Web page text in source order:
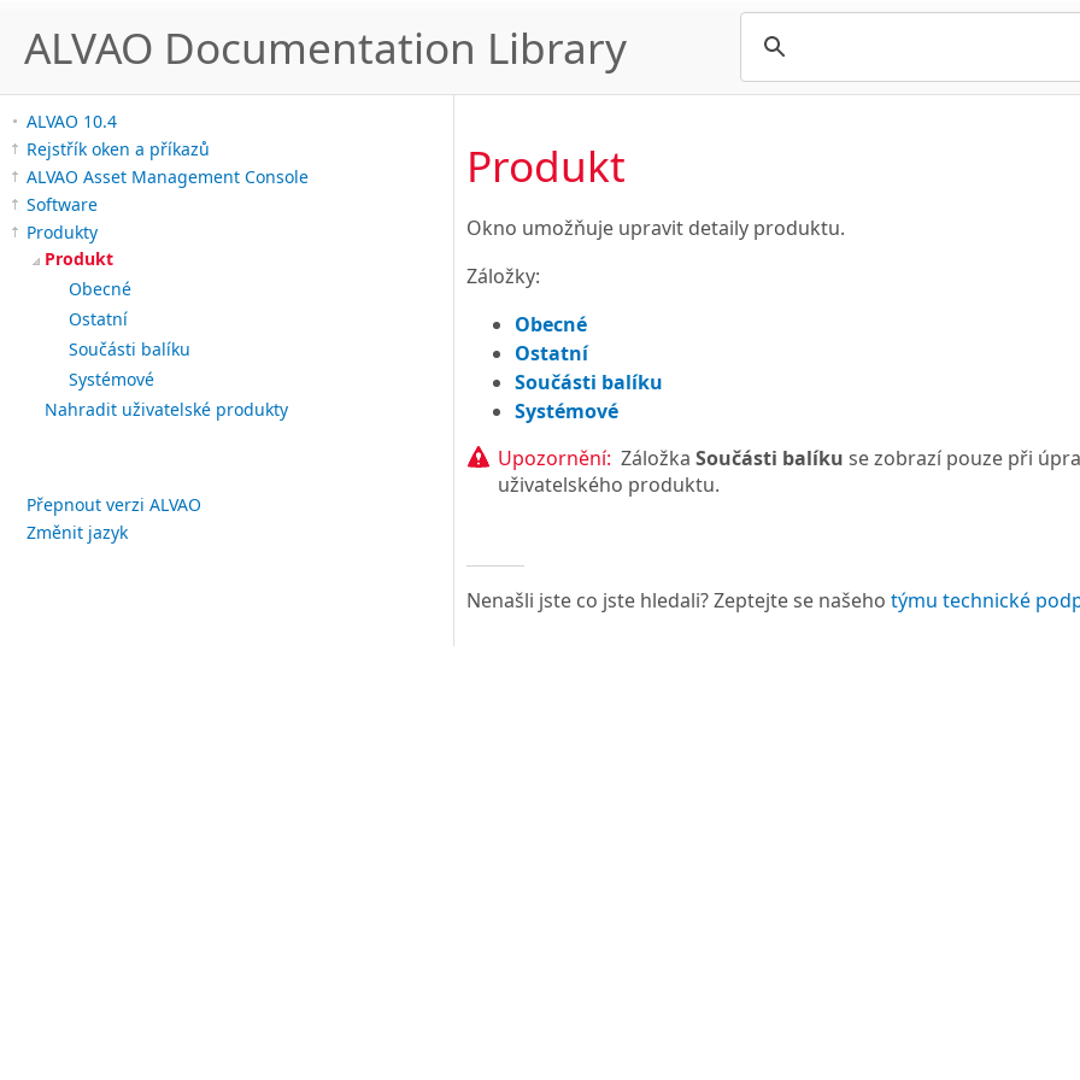
ALVAO Documentation Library
ALVAO 10.4
Rejstřík oken a příkazů
ALVAO Asset Management Console
Software
Produkty
Produkt
Obecné
Ostatní
Součásti balíku
Systémové
Nahradit uživatelské produkty
Přepnout verzi ALVAO
Změnit jazyk
Produkt
Okno umožňuje upravit detaily produktu.
Záložky:
Obecné
Ostatní
Součásti balíku
Systémové
Upozornění: Záložka Součásti balíku se zobrazí pouze při
uživatelského produktu.
Nenašli jste co jste hledali? Zeptejte se našeho týmu technické